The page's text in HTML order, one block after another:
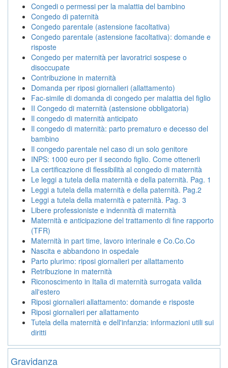
Congedi o permessi per la malattia del bambino
Congedo di paternità
Congedo parentale (astensione facoltativa)
Congedo parentale (astensione facoltativa): domande e
risposte
Congedo per maternità per lavoratrici sospese o
disoccupate
Contribuzione in maternità
Domanda per riposi giornalieri (allattamento)
Fac-simile di domanda di congedo per malattia del figlio
II Congedo di maternità (astensione obbligatoria)
Il congedo di maternità anticipato
Il congedo di maternità: parto prematuro e decesso del
bambino
Il congedo parentale nel caso di un solo genitore
INPS: 1000 euro per il secondo figlio. Come ottenerli
La certificazione di flessibilità al congedo di maternità
Le leggi a tutela della maternità e della paternità. Pag. 1
Leggi a tutela della maternità e della paternità. Pag.2
Leggi a tutela della maternità e paternità. Pag. 3
Libere professioniste e indennità di maternità
Maternità e anticipazione del trattamento di fine rapporto
(TFR)
Maternità in part time, lavoro interinale e Co.Co.Co
Nascita e abbandono in ospedale
Parto plurimo: riposi giornalieri per allattamento
Retribuzione in maternità
Riconoscimento in Italia di maternità surrogata valida
all'estero
Riposi giornalieri allattamento: domande e risposte
Riposi giornalieri per allattamento
Tutela della maternità e dell'infanzia: informazioni utili sui
diritti
Gravidanza